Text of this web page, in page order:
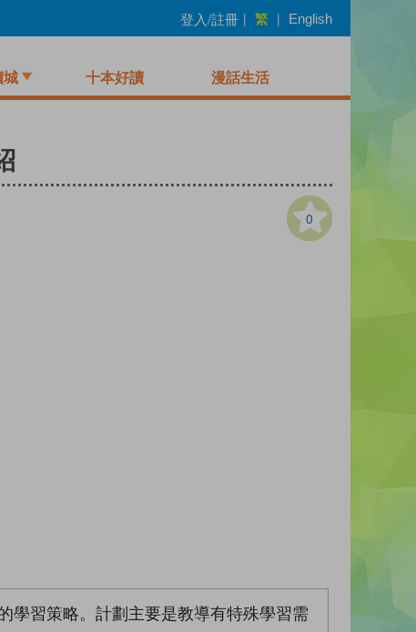
登入/註冊 | 繁 | English
城 十本好讀 漫話生活
0
學習策略。計劃主要是教導有特殊學習需